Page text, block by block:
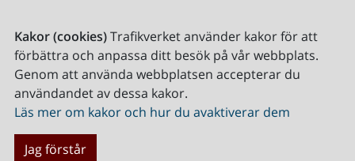
Kakor (cookies)Trafikverket använder kakor för att
förbättra och anpassa ditt besök på vår webbplats.
Genom att använda webbplatsen accepterar du
användandet av dessa kakor.
Läs mer om kakor och hur du avaktiverar dem
Jag förstår